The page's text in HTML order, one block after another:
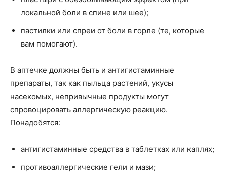
локальной боли в спине или шее);
пастилки или спреи от боли в горле (те, которые
вам помогают).
В аптечке должны быть и антигистаминные
препараты, так как пыльца растений, укусы
насекомых, непривычные продукты могут
спровоцировать аллергическую реакцию.
Понадобятся:
антигистаминные средства в таблетках или каплях;
противоаллергические гели и мази;